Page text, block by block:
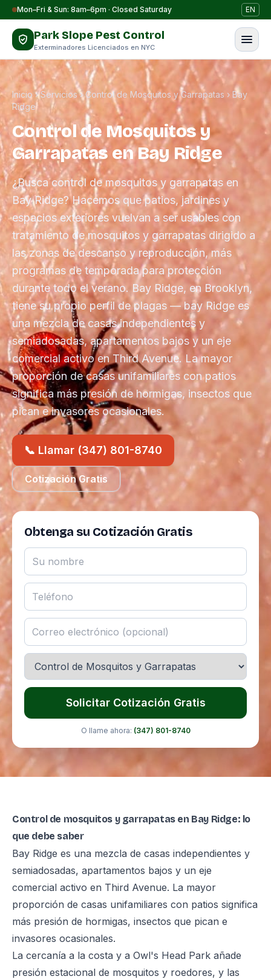
Saltar al contenido
Mon–Fri & Sun: 8am–6pm · Closed Saturday EN
Park Slope Pest Control
Exterminadores Licenciados en NYC
Inicio ›Servicios›Control de Mosquitos y Garrapatas › Bay
Ridge
Control de Mosquitos y
Garrapatas en Bay Ridge
¿Busca control de mosquitos y garrapatas en
Bay Ridge? Hacemos que patios, jardines y
espacios exteriores vuelvan a ser usables con
tratamiento de mosquitos y garrapatas dirigido a
las zonas de descanso y reproducción, más
programas de temporada para protección
durante todo el verano. Bay Ridge, en Brooklyn,
tiene su propio perfil de plagas — bay Ridge es
una mezcla de casas independientes y
semiadosadas, apartamentos bajos y un eje
comercial activo en Third Avenue. La mayor
proporción de casas unifamiliares con patios
significa más presión de hormigas, insectos que
pican e invasores ocasionales.
📞 Llamar (347) 801-8740
Cotización Gratis
Obtenga su Cotización Gratis
Solicitar Cotización Gratis
O llame ahora: (347) 801-8740
Control de mosquitos y garrapatas en Bay Ridge: lo
que debe saber
Bay Ridge es una mezcla de casas independientes y
semiadosadas, apartamentos bajos y un eje
comercial activo en Third Avenue. La mayor
proporción de casas unifamiliares con patios significa
más presión de hormigas, insectos que pican e
invasores ocasionales.
La cercanía a la costa y a Owl's Head Park añade
presión estacional de mosquitos y roedores, y las